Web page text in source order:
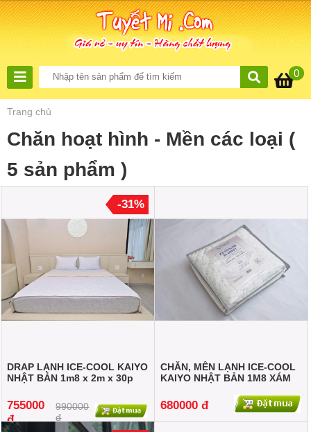
0
Trang chủ
Chăn hoạt hình - Mền các loại (
5 sản phẩm )
DRAP LẠNH ICE-COOL KAIYO
NHẬT BẢN 1m8 x 2m x 30p
755000
đ
990000
đ
-31%
CHĂN, MỀN LẠNH ICE-COOL
KAIYO NHẬT BẢN 1M8 XÁM
680000 đ